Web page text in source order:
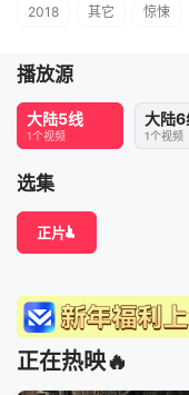
2018 其它 惊悚
播放源
大陆5线
1个视频
大陆6
1个视频
选集
正片
正在热映🔥